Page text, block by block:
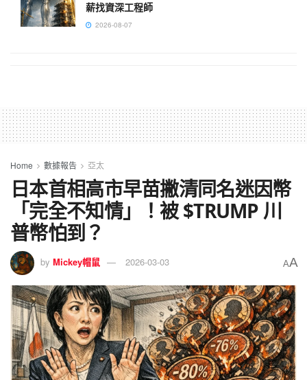
薪找資深工程師
2026-08-07
Home 數據報告 亞太
日本首相高市早苗撇清同名迷因幣
「完全不知情」！被 $TRUMP 川
普幣怕到？
by Mickey帽鼠 2026-03-03 AA